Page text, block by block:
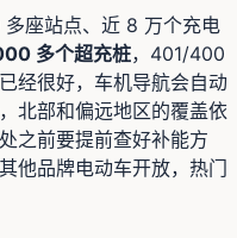
座站点、近 8 万个充电
多个超充桩，401/400
经很好，车机导航会自动
北部和偏远地区的覆盖依
之前要提前查好补能方
他品牌电动车开放，热门